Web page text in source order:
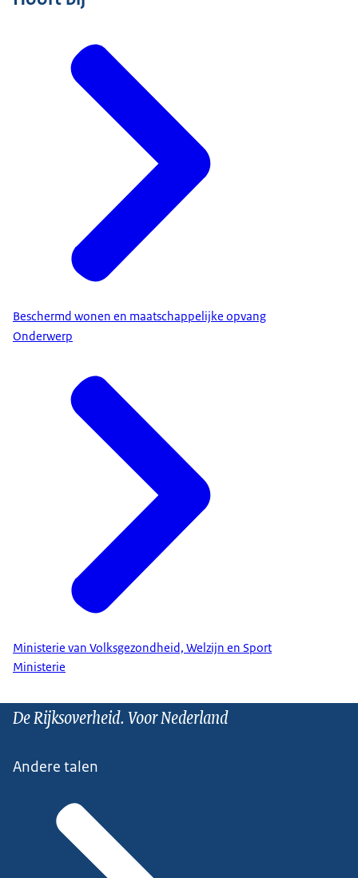
Beschermd wonen en maatschappelijke opvang
Onderwerp
Ministerie van Volksgezondheid, Welzijn en Sport
Ministerie
De Rijksoverheid. Voor Nederland
Andere talen